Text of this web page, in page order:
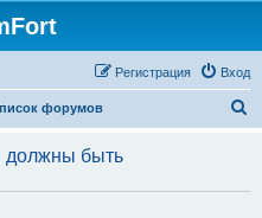
Вход
Регистрация
форумов
с
должны быть